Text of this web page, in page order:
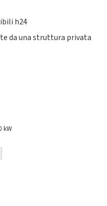
h24
da una struttura privata
kW